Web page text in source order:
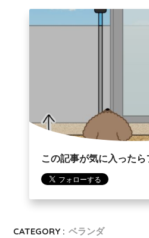
この記事が気に入ったら
CATEGORY : ベランダ